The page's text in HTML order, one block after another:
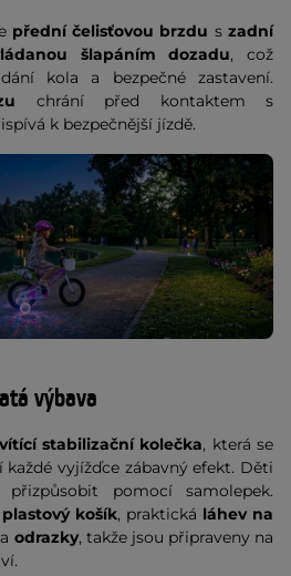
přední čelisťovou brzdu szadní
šlapáním dozadu, což
kola a bezpečné zastavení.
chrání před kontaktem s
k bezpečnější jízdě.
výbava
stabilizační kolečka, která se
vyjížďce zábavný efekt. Děti
pomocí samolepek.
plastový košík, praktická láhev na
a odrazky, takže jsou připraveny na